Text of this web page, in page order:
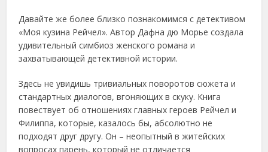
Давайте же более близко познакомимся с детективом
«Моя кузина Рейчел». Автор Дафна дю Морье создала
удивительный симбиоз женского романа и
захватывающей детективной истории.
Здесь не увидишь тривиальных поворотов сюжета и
стандартных диалогов, вгоняющих в скуку. Книга
повествует об отношениях главных героев Рейчел и
Филиппа, которые, казалось бы, абсолютно не
подходят друг другу. Он – неопытный в житейских
вопросах парень, который не отличается